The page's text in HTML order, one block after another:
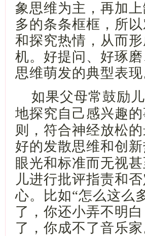
象思维为主，再加
多的条条框框，所
和探究热情，从而
机。好提问、好琢
思维萌发的典型表现
如果父母常鼓励
地探究自己感兴趣
则，符合神经放松
好的发散思维和创
眼光和标准而无视
儿进行批评指责和
心。比如“怎么这么
了，你还小弄不明
了，你成不了音乐